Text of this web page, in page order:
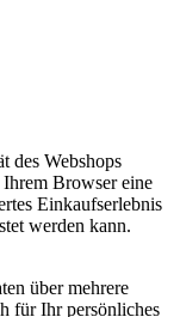
des Webshops
Browser eine
Einkaufserlebnis
werden kann.
über mehrere
für Ihr persönliches